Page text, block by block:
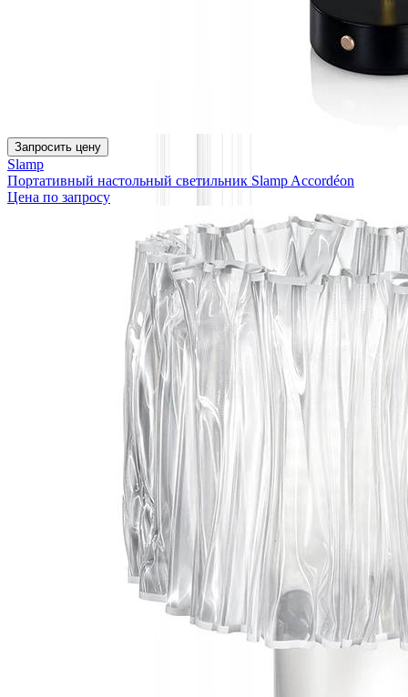
Запросить цену
Slamp
Портативный настольный светильник Slamp Accordéon
Цена по запросу